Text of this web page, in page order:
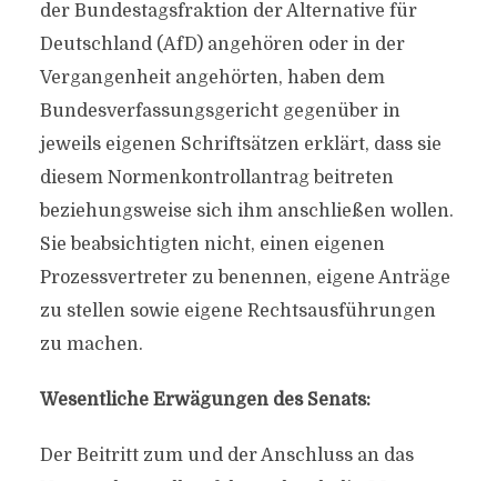
der Bundestagsfraktion der Alternative für
Deutschland (AfD) angehören oder in der
Vergangenheit angehörten, haben dem
Bundesverfassungsgericht gegenüber in
jeweils eigenen Schriftsätzen erklärt, dass sie
diesem Normenkontrollantrag beitreten
beziehungsweise sich ihm anschließen wollen.
Sie beabsichtigten nicht, einen eigenen
Prozessvertreter zu benennen, eigene Anträge
zu stellen sowie eigene Rechtsausführungen
zu machen.
Wesentliche Erwägungen des Senats:
Der Beitritt zum und der Anschluss an das